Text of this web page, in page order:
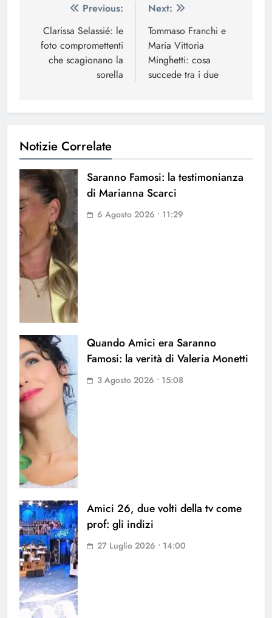
Navigazione
articoli
Previous:
Clarissa Selassié: le
foto compromettenti
che scagionano la
sorella
Next:
Tommaso Franchi e
Maria Vittoria
Minghetti: cosa
succede tra i due
Notizie Correlate
Saranno Famosi: la testimonianza
di Marianna Scarci
6 Agosto 2026 • 11:29
Quando Amici era Saranno
Famosi: la verità di Valeria Monetti
3 Agosto 2026 • 15:08
Amici 26, due volti della tv come
prof: gli indizi
27 Luglio 2026 • 14:00